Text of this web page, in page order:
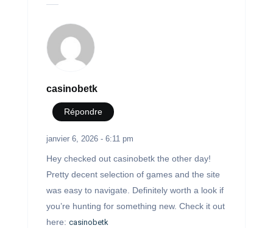
casinobetk
Répondre
janvier 6, 2026 - 6:11 pm
Hey checked out casinobetk the other day!
Pretty decent selection of games and the site
was easy to navigate. Definitely worth a look if
you’re hunting for something new. Check it out
here: casinobetk